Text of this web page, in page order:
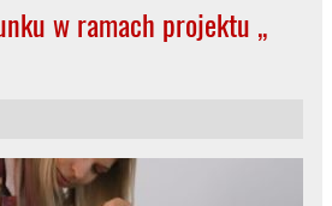
w ramach projektu ,,